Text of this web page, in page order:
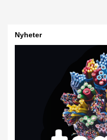
Nyheter